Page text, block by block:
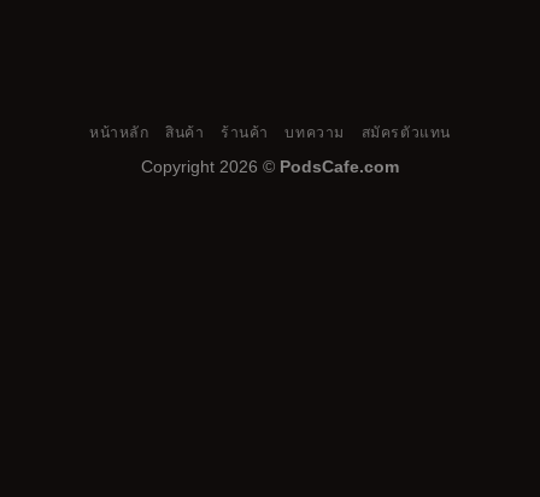
หน้าหลัก สินค้า ร้านค้า บทความ สมัครตัวแทน
Copyright 2026 © PodsCafe.com